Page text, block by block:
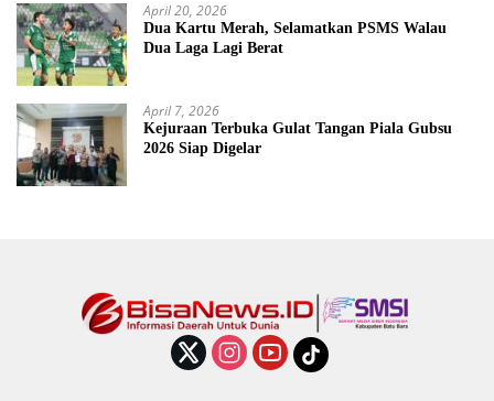
April 20, 2026
Dua Kartu Merah, Selamatkan PSMS Walau
Dua Laga Lagi Berat
April 7, 2026
Kejuraan Terbuka Gulat Tangan Piala Gubsu
2026 Siap Digelar